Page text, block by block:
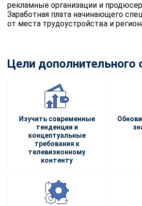
рекламные организации и
Заработная плата начинающего
от места трудоустройства и
Цели дополнительного
Изучить современные
тенденции и
концептуальные
требования к
телевизионному
контенту